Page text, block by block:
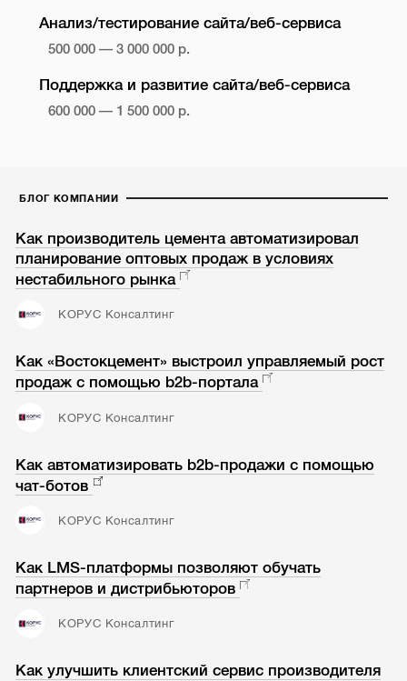
Анализ/тестирование сайта/веб-сервиса
500 000 — 3 000 000 р.
Поддержка и развитие сайта/веб-сервиса
600 000 — 1 500 000 р.
БЛОГ КОМПАНИИ
Как производитель цемента автоматизировал
планирование оптовых продаж в условиях
нестабильного рынка
КОРУС Консалтинг
Как «Востокцемент» выстроил управляемый рост
продаж с помощью b2b-портала
КОРУС Консалтинг
Как автоматизировать b2b-продажи с помощью
чат-ботов
КОРУС Консалтинг
Как LMS-платформы позволяют обучать
партнеров и дистрибьюторов
КОРУС Консалтинг
Как улучшить клиентский сервис производителя